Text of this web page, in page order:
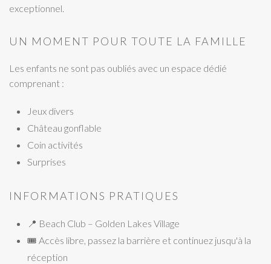
exceptionnel.
UN MOMENT POUR TOUTE LA FAMILLE
Les enfants ne sont pas oubliés avec un espace dédié
comprenant :
Jeux divers
Château gonflable
Coin activités
Surprises
INFORMATIONS PRATIQUES
📍 Beach Club – Golden Lakes Village
🎟 Accès libre, passez la barrière et continuez jusqu'à la
réception